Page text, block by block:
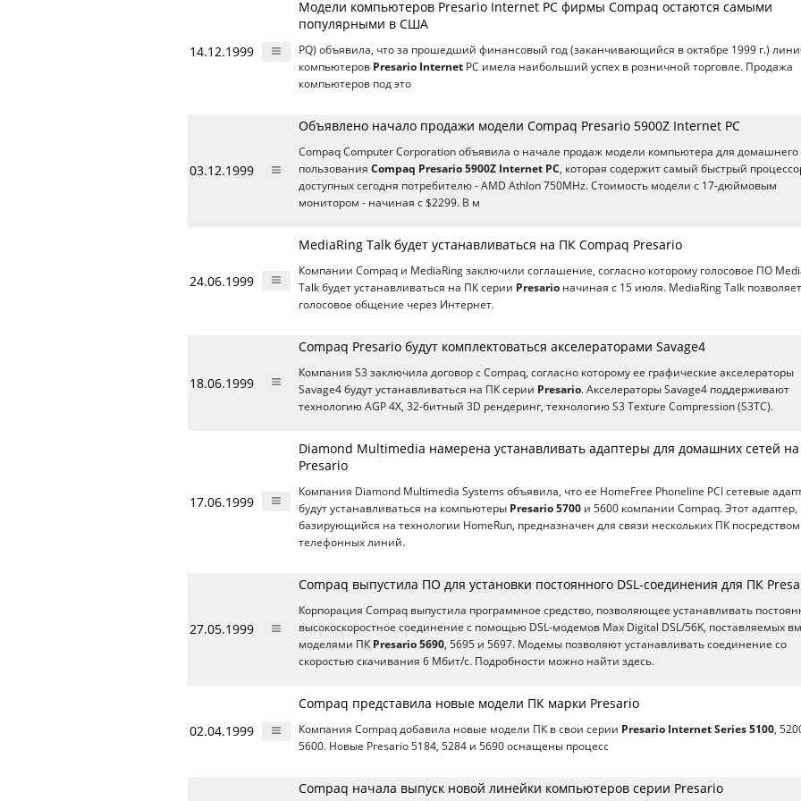
14.12.1999
Модели компьютеров Presario Internet PC фирмы Compaq остаются самыми
популярными в США
PQ) объявила, что за прошедший финансовый год (заканчивающийся в октябре 1999 г.)
компьютеров Presario Internet PC имела наибольший успех в розничной торговле. Продажа
компьютеров под это
03.12.1999
Объявлено начало продажи модели Compaq Presario 5900Z Internet PC
Compaq Computer Corporation объявила о начале продаж модели компьютера для домашнего
пользования Compaq Presario 5900Z Internet PC, которая содержит самый быстрый
доступных сегодня потребителю - AMD Athlon 750MHz. Стоимость модели с 17-дюймовым
монитором - начиная с $2299. В м
24.06.1999
MediaRing Talk будет устанавливаться на ПК Compaq Presario
Компании Compaq и MediaRing заключили соглашение, согласно которому голосовое ПО
Talk будет устанавливаться на ПК серии Presario начиная с 15 июля. MediaRing Talk
голосовое общение через Интернет.
18.06.1999
Compaq Presario будут комплектоваться акселераторами Savage4
Компания S3 заключила договор с Compaq, согласно которому ее графические акселераторы
Savage4 будут устанавливаться на ПК серии Presario. Акселераторы Savage4 поддерживают
технологию AGP 4X, 32-битный 3D рендеринг, технологию S3 Texture Compression (S3TC).
17.06.1999
Diamond Multimedia намерена устанавливать адаптеры для домашних сетей
Presario
Компания Diamond Multimedia Systems объявила, что ее HomeFree Phoneline PCI сетевые
будут устанавливаться на компьютеры Presario 5700 и 5600 компании Compaq. Этот адаптер,
базирующийся на технологии HomeRun, предназначен для связи нескольких ПК посредством
телефонных линий.
27.05.1999
Compaq выпустила ПО для установки постоянного DSL-соединения для ПК
Корпорация Compaq выпустила программное средство, позволяющее устанавливать
высокоскоростное соединение с помощью DSL-модемов Max Digital DSL/56K, поставляемых
моделями ПК Presario 5690, 5695 и 5697. Модемы позволяют устанавливать соединение со
скоростью скачивания 6 Мбит/с. Подробности можно найти здесь.
02.04.1999
Compaq представила новые модели ПК марки Presario
Компания Compaq добавила новые модели ПК в свои серии Presario Internet Series 5100,
5600. Новые Presario 5184, 5284 и 5690 оснащены процесс
Compaq начала выпуск новой линейки компьютеров серии Presario